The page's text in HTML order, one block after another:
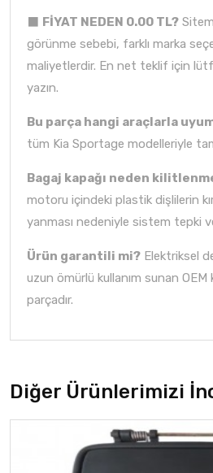
⬛ FİYAT NEDEN 0.00 TL?
görünme sebebi, farklı marka
maliyetlerdir. En net teklif için
yazın.
Bu parça hangi araçlarla
tüm Kia Sportage modelleriyle
Bagaj kapağı neden
motoru içindeki plastik dişlilerin
yanması nedeniyle sistem tepki
Ürün garantili mi? Elektriksel
uzun ömürlü kullanım sunan
parçadır.
Diğer Ürünlerimizi